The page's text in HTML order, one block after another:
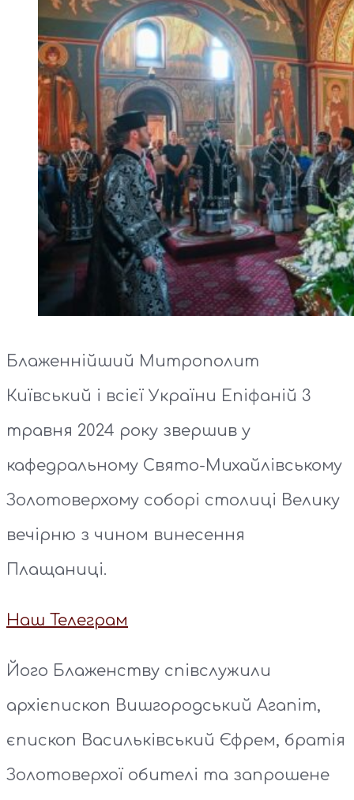
Блаженнійший Митрополит
Київський і всієї України Епіфаній 3
травня 2024 року звершив у
кафедральному Свято-Михайлівському
Золотоверхому соборі столиці Велику
вечірню з чином винесення
Плащаниці.
Наш Телеграм
Його Блаженству співслужили
архієпископ Вишгородський Агапіт,
єпископ Васильківський Єфрем, братія
Золотоверхої обителі та запрошене